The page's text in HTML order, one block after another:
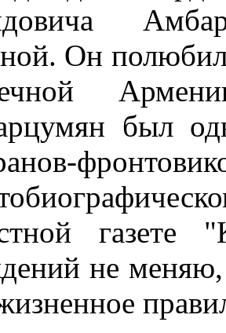
Он полюбил
был
газете
не